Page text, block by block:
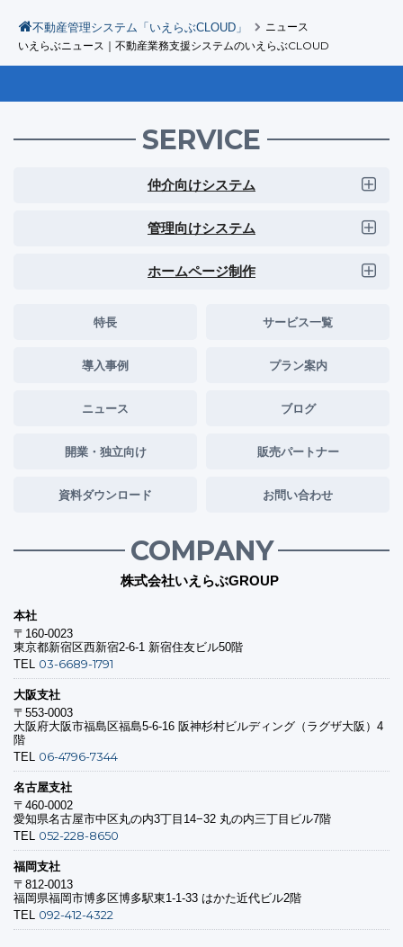
不動産管理システム「いえらぶCLOUD」 ニュース
いえらぶニュース｜不動産業務支援システムのいえらぶCLOUD
SERVICE
仲介向けシステム
管理向けシステム
ホームページ制作
特長 サービス一覧
導入事例 プラン案内
ニュース ブログ
開業・独立向け 販売パートナー
資料ダウンロード お問い合わせ
COMPANY
株式会社いえらぶGROUP
本社
〒160-0023
東京都新宿区西新宿2-6-1 新宿住友ビル50階
TEL 03-6689-1791
大阪支社
〒553-0003
大阪府大阪市福島区福島5-6-16 阪神杉村ビルディング（ラグザ大阪）4
階
TEL 06-4796-7344
名古屋支社
〒460-0002
愛知県名古屋市中区丸の内3丁目14−32 丸の内三丁目ビル7階
TEL 052-228-8650
福岡支社
〒812-0013
福岡県福岡市博多区博多駅東1-1-33 はかた近代ビル2階
TEL 092-412-4322